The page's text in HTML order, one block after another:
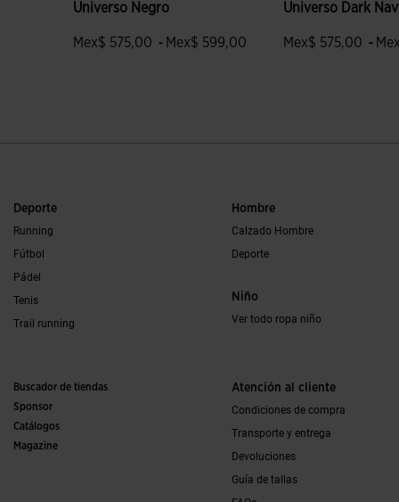
Universo Negro
Mex$ 575,00 - Mex$ 599,00
Universo Dark
Mex$ 575,00 -
Deporte
Running
Fútbol
Pádel
Tenis
Trail running
Hombre
Calzado Hombre
Deporte
Niño
Ver todo ropa niño
Buscador de tiendas
Sponsor
Catálogos
Magazine
Atención al cliente
Condiciones de compra
Transporte y entrega
Devoluciones
Guía de tallas